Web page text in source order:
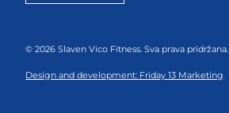
© 2026 Slaven Vico Fitness. Sva prava pridržana.
Design and development: Friday 13 Marketing